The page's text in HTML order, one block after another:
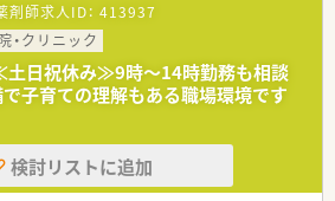
いて≫
どございません。
ては定期及び臨時処方カートセットなどをし
は自己管理移行時、退院時などに時折発生致
患者様毎のセットのまで、混注業務は発生致
については件数は多くはございませんが発
剤師求人ID： 413937
・クリニック
≪土日祝休み≫9時～14時勤務も相談
子育ての理解もある職場環境です
検討リストに追加